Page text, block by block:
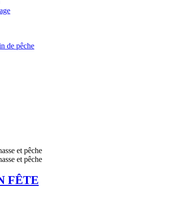
de pêche
et pêche
et pêche
FÊTE